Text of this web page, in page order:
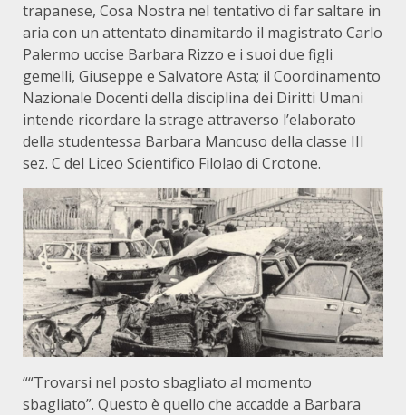
trapanese, Cosa Nostra nel tentativo di far saltare in
aria con un attentato dinamitardo il magistrato Carlo
Palermo uccise Barbara Rizzo e i suoi due figli
gemelli, Giuseppe e Salvatore Asta; il Coordinamento
Nazionale Docenti della disciplina dei Diritti Umani
intende ricordare la strage attraverso l’elaborato
della studentessa Barbara Mancuso della classe III
sez. C del Liceo Scientifico Filolao di Crotone.
““Trovarsi nel posto sbagliato al momento
sbagliato”. Questo è quello che accadde a Barbara